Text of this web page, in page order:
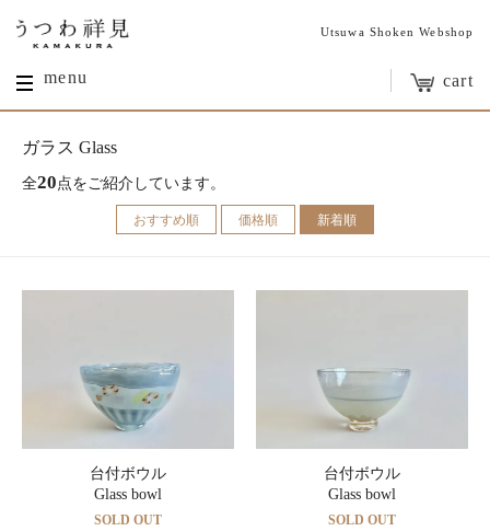
Utsuwa Shoken Webshop
menu cart
ガラス Glass
全20点をご紹介しています。
おすすめ順 価格順 新着順
台付ボウル
Glass bowl
SOLD OUT
台付ボウル
Glass bowl
SOLD OUT